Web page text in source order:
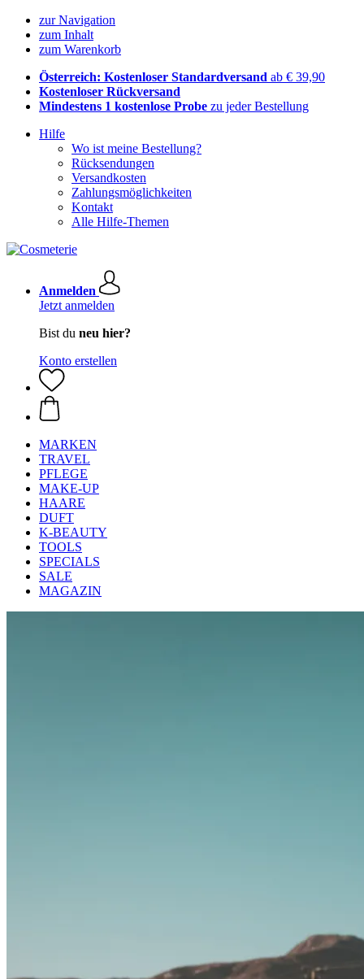
zur Navigation
zum Inhalt
zum Warenkorb
Österreich: Kostenloser Standardversand ab € 39,90
Kostenloser Rückversand
Mindestens 1 kostenlose Probe zu jeder Bestellung
Hilfe
Wo ist meine Bestellung?
Rücksendungen
Versandkosten
Zahlungsmöglichkeiten
Kontakt
Alle Hilfe-Themen
Anmelden
Jetzt anmelden
Bist du neu hier?
Konto erstellen
MARKEN
TRAVEL
PFLEGE
MAKE-UP
HAARE
DUFT
K-BEAUTY
TOOLS
SPECIALS
SALE
MAGAZIN